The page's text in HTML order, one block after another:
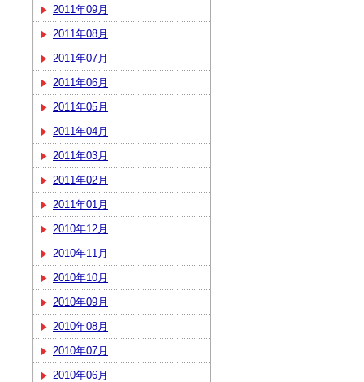
2011年09月
2011年08月
2011年07月
2011年06月
2011年05月
2011年04月
2011年03月
2011年02月
2011年01月
2010年12月
2010年11月
2010年10月
2010年09月
2010年08月
2010年07月
2010年06月